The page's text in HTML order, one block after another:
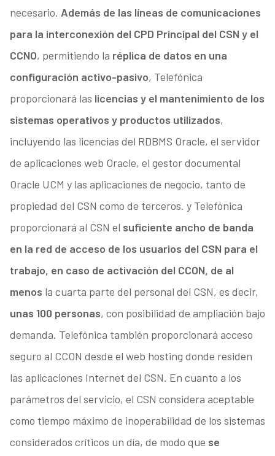
necesario. Además de las líneas de comunicaciones
para la interconexión del CPD Principal del CSN y el
CCNO, permitiendo la réplica de datos en una
configuración activo-pasivo, Telefónica
proporcionará las licencias y el mantenimiento de los
sistemas operativos y productos utilizados,
incluyendo las licencias del RDBMS Oracle, el servidor
de aplicaciones web Oracle, el gestor documental
Oracle UCM y las aplicaciones de negocio, tanto de
propiedad del CSN como de terceros. y Telefónica
proporcionará al CSN el suficiente ancho de banda
en la red de acceso de los usuarios del CSN para el
trabajo, en caso de activación del CCON, de al
menos la cuarta parte del personal del CSN, es decir,
unas 100 personas, con posibilidad de ampliación bajo
demanda. Telefónica también proporcionará acceso
seguro al CCON desde el web hosting donde residen
las aplicaciones Internet del CSN. En cuanto a los
parámetros del servicio, el CSN considera aceptable
como tiempo máximo de inoperabilidad de los sistemas
considerados críticos un día, de modo que se